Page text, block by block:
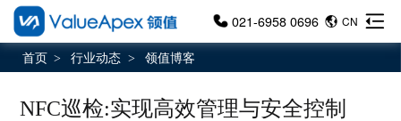
021-6958 0696 CN
首页 > 行业动态 > 领值博客
NFC巡检:实现高效管理与安全控制